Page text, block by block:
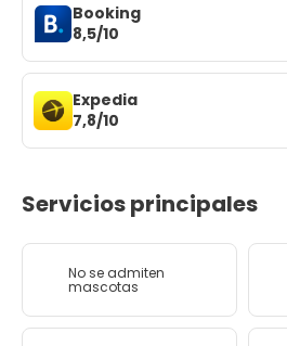
Booking
8,5/10
Expedia
7,8/10
Servicios principales
No se admiten
mascotas